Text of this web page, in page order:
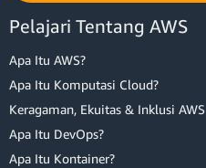
Pelajari Tentang AWS
Apa Itu AWS?
Apa Itu Komputasi Cloud?
Keragaman, Ekuitas & Inklusi AWS
Apa Itu DevOps?
Apa Itu Kontainer?